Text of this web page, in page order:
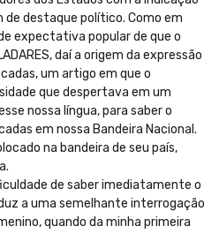
destaque político. Como em
expectativa popular de que o
daí a origem da expressão
um artigo em que o
que despertava em um
nossa língua, para saber o
em nossa Bandeira Nacional.
na bandeira de seu país,
de saber imediatamente o
a uma semelhante interrogação
quando da minha primeira